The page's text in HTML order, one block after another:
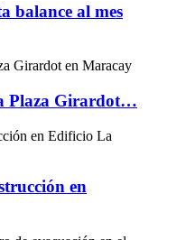
balance al mes
Plaza Girardot…
en